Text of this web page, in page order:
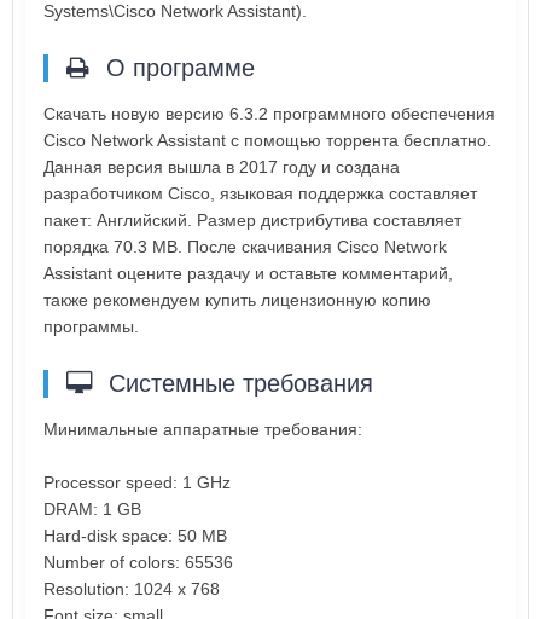
Systems\Cisco Network Assistant).
О программе
Скачать новую версию 6.3.2 программного обеспечения
Cisco Network Assistant с помощью торрента бесплатно.
Данная версия вышла в 2017 году и создана
разработчиком Cisco, языковая поддержка составляет
пакет: Английский. Размер дистрибутива составляет
порядка 70.3 MB. После скачивания Cisco Network
Assistant оцените раздачу и оставьте комментарий,
также рекомендуем купить лицензионную копию
программы.
Системные требования
Минимальные аппаратные требования:
Processor speed: 1 GHz
DRAM: 1 GB
Hard-disk space: 50 MB
Number of colors: 65536
Resolution: 1024 x 768